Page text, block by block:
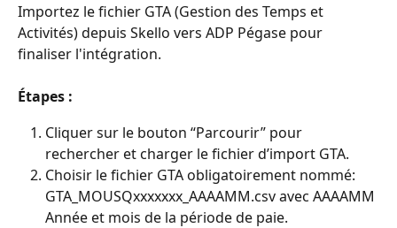
Importez le fichier GTA (Gestion des Temps et
Activités) depuis Skello vers ADP Pégase pour
finaliser l'intégration.
Étapes :
Cliquer sur le bouton “Parcourir” pour
rechercher et charger le fichier d’import GTA.
Choisir le fichier GTA obligatoirement nommé:
GTA_MOUSQxxxxxxx_AAAAMM.csv avec AAAAMM
Année et mois de la période de paie.